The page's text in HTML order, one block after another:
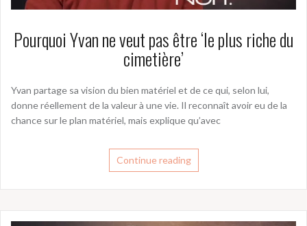
Pourquoi Yvan ne veut pas être ‘le plus riche du
cimetière’
Yvan partage sa vision du bien matériel et de ce qui, selon lui,
donne réellement de la valeur à une vie. Il reconnaît avoir eu de la
chance sur le plan matériel, mais explique qu’avec
Continue reading